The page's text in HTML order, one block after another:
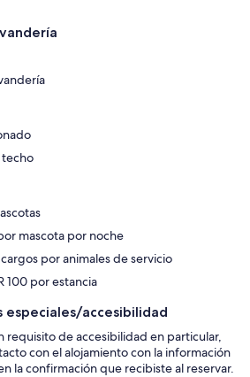
mascota por noche
por animales de servicio
100 por estancia
especiales/accesibilidad
requisito de accesibilidad en particular,
con el alojamiento con la información
la confirmación que recibiste al reservar.